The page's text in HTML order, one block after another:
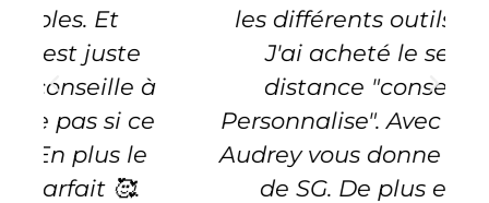
les différents outils existant.
J'ai acheté le service à
distance "conseil Taille
Personnalise". Avec une photo,
Audrey vous donne votre taille
de SG. De plus elle vous